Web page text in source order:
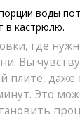
воды
в кастрюлю.
где
Вы
плите,
Это